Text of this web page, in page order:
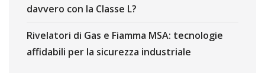
davvero con la Classe L?
Rivelatori di Gas e Fiamma MSA: tecnologie
affidabili per la sicurezza industriale